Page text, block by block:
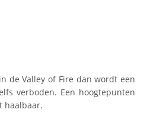
de Valley of Fire dan wordt een
verboden. Een hoogtepunten
haalbaar.